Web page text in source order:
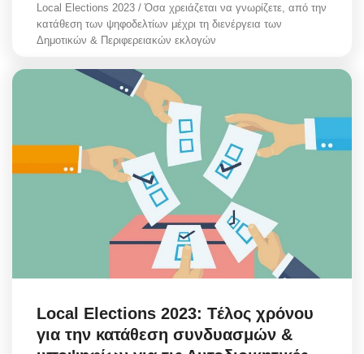
Local Elections 2023 / Όσα χρειάζεται να γνωρίζετε, από την
κατάθεση των ψηφοδελτίων μέχρι τη διενέργεια των
Δημοτικών & Περιφερειακών εκλογών
Local Elections 2023: Tέλος χρόνου
για την κατάθεση συνδυασμών &